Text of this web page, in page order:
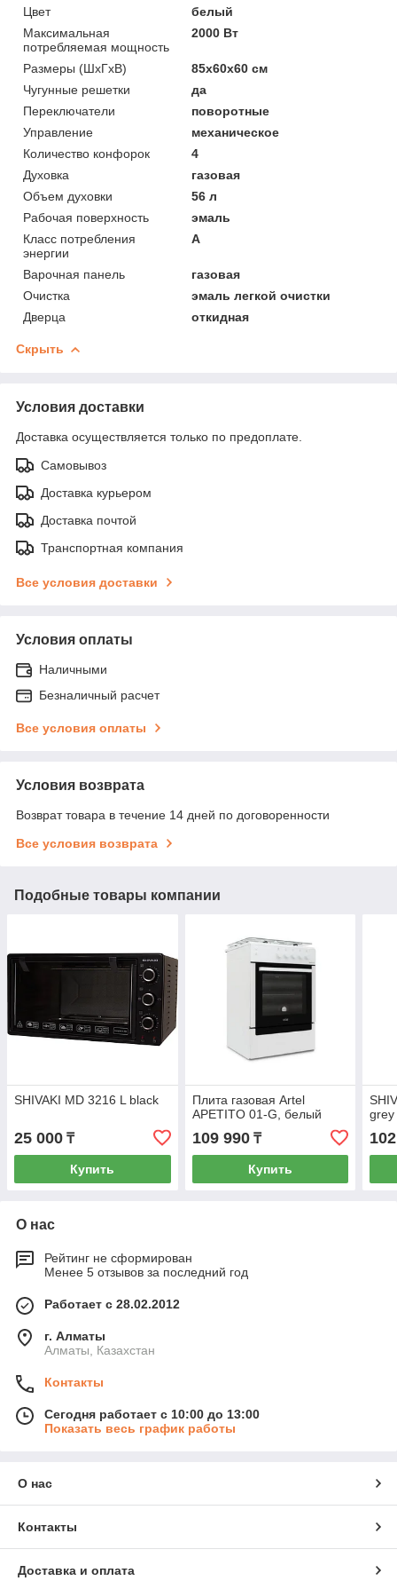
Цвет
белый
Максимальная
потребляемая мощность
2000 Вт
Размеры (ШхГхВ)
85x60x60 см
Чугунные решетки
да
Переключатели
поворотные
Управление
механическое
Количество конфорок
4
Духовка
газовая
Объем духовки
56 л
Рабочая поверхность
эмаль
Класс потребления
энергии
A
Варочная панель
газовая
Очистка
эмаль легкой очистки
Дверца
откидная
Скрыть
Условия доставки
Доставка осуществляется только по предоплате.
Самовывоз
Доставка курьером
Доставка почтой
Транспортная компания
Все условия доставки
Условия оплаты
Наличными
Безналичный расчет
Все условия оплаты
Условия возврата
Возврат товара в течение 14 дней по договоренности
Все условия возврата
Подобные товары компании
SHIVAKI MD 3216 L black
25 000 ₸
Купить
Плита газовая Artel
APETITO 01-G, белый
109 990₸
Купить
grey
О нас
Рейтинг не сформирован
Менее 5 отзывов за последний год
Работает с 28.02.2012
г. Алматы
Алматы, Казахстан
Контакты
Сегодня работает с 10:00 до 13:00
Показать весь график работы
О нас
Контакты
Доставка и оплата